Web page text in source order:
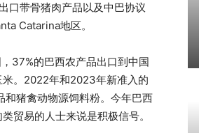
口带骨猪肉产品以及中巴协议
Catarina地区。
37%的巴西农产品出口到中国
。2022年和2023年新准入的
和猪禽动物源饲料粉。今年巴西
贸易的人士来说是积极信号。